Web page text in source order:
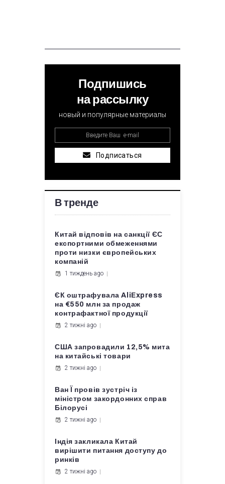
Подпишись
на рассылку
новый и популярные материалы
Подписаться
В тренде
Китай відповів на санкції ЄС
експортними обмеженнями
проти низки європейських
компаній
1 тиждень ago
ЄК оштрафувала AliExpress
на €550 млн за продаж
контрафактної продукції
2 тижні ago
США запровадили 12,5% мита
на китайські товари
2 тижні ago
Ван Ї провів зустріч із
міністром закордонних справ
Білорусі
2 тижні ago
Індія закликала Китай
вирішити питання доступу до
ринків
2 тижні ago